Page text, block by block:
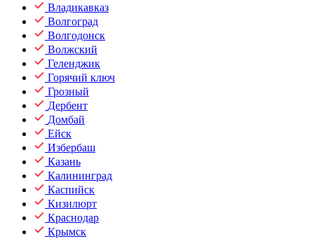
Владикавказ
Волгоград
Волгодонск
Волжский
Геленджик
Горячий ключ
Грозный
Дербент
Домбай
Ейск
Избербаш
Казань
Калининград
Каспийск
Кизилюрт
Краснодар
Крымск